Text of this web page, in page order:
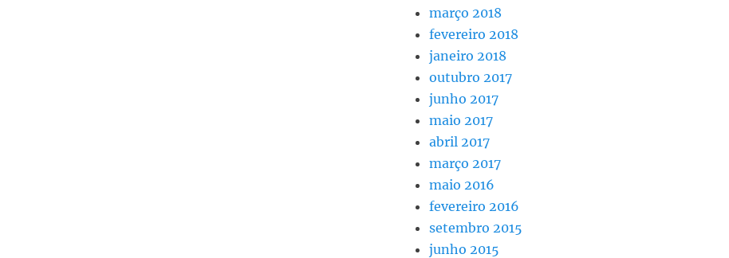
março 2018
fevereiro 2018
janeiro 2018
outubro 2017
junho 2017
maio 2017
abril 2017
março 2017
maio 2016
fevereiro 2016
setembro 2015
junho 2015